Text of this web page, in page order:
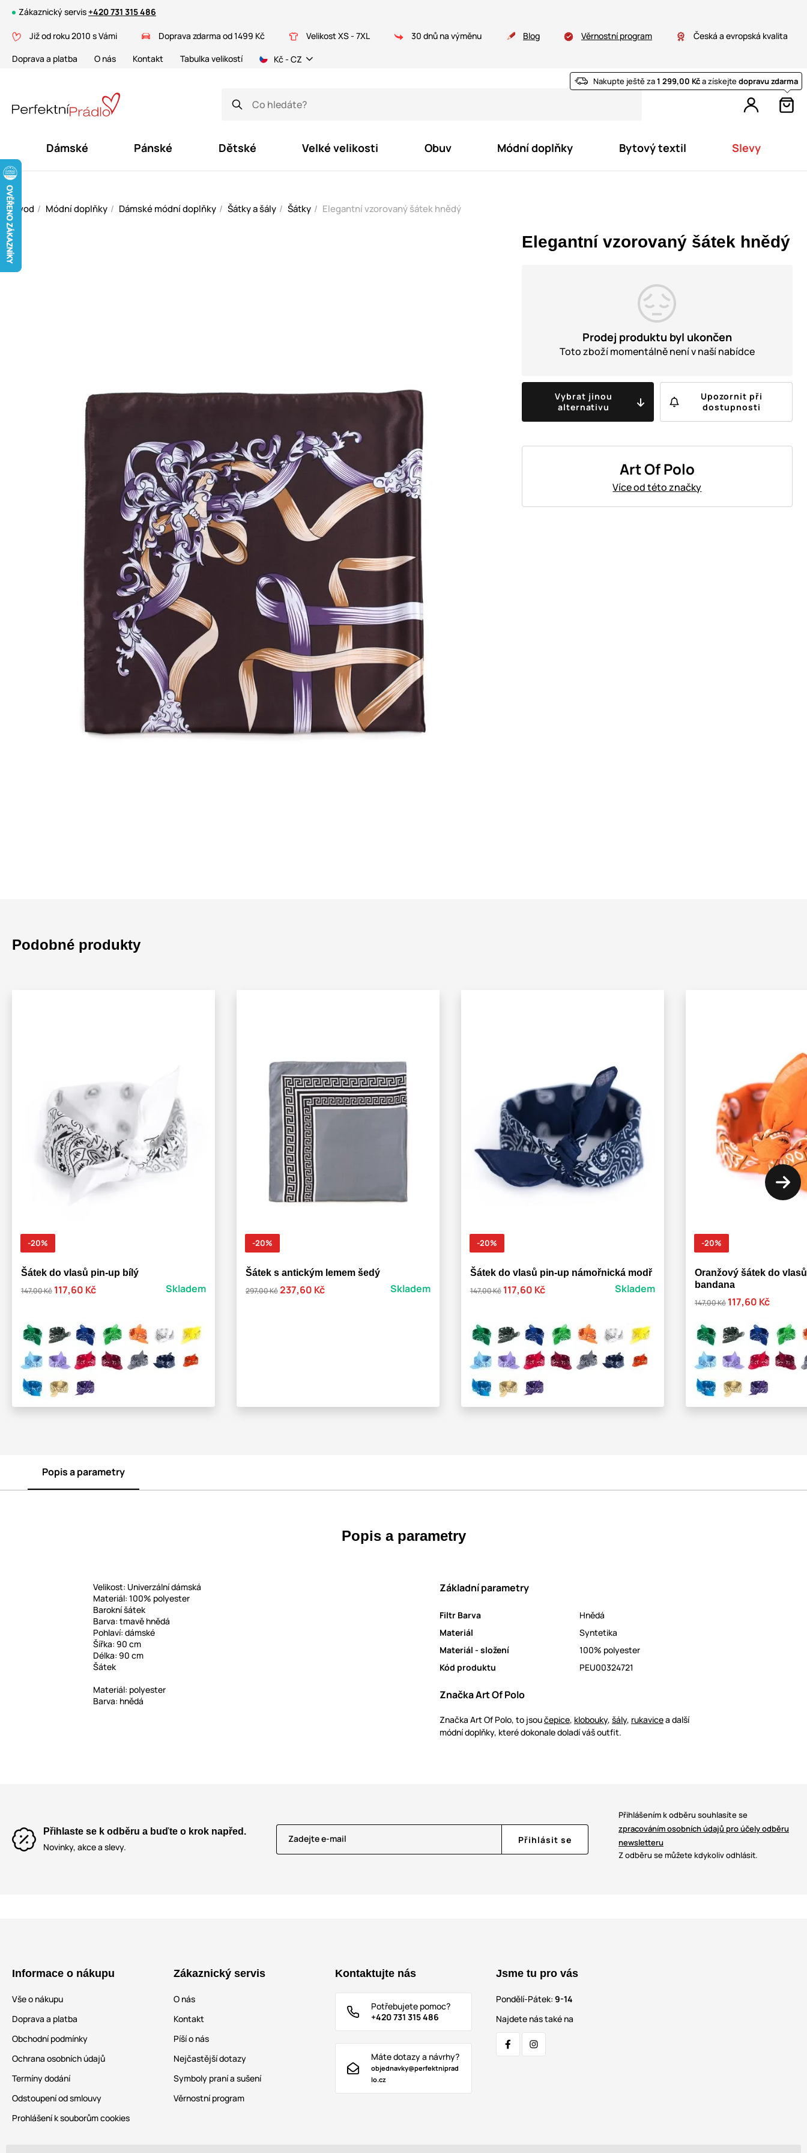
Zákaznický servis+420 731 315 486
Již od roku 2010 s Vámi Doprava zdarma od 1499 Kč Velikost XS - 7XL 30 dnů na výměnu Blog Věrnostní program
Česká a evropská kvalita
Doprava a platba
O nás Kontakt Tabulka velikostí Kč - CZ
Nakupte ještě za1 299,00 Kča získejtedopravu zdarma
Dámské Pánské Dětské Velké velikosti Obuv Módní doplňky Bytový textil Slevy
Úvod Módní doplňky Dámské módní doplňky Šátky a šály Šátky Elegantní vzorovaný šátek hnědý
Elegantní vzorovaný šátek hnědý
Prodej produktu byl ukončen
Toto zboží momentálně není v naší nabídce
Vybrat jinou
alternativu
Upozornit při
dostupnosti
Art Of Polo
Více od této značky
Podobné produkty
-20%
Šátek do vlasů pin-up bílý
147,00 Kč 117,60 Kč Skladem
-20%
Šátek s antickým lemem šedý
297,00 Kč237,60 Kč Skladem
-20%
Šátek do vlasů pin-up námořnická modř
147,00 Kč 117,60 Kč Skladem
-20%
Oranžový šátek do
bandana
147,00 Kč 117,60 Kč
Popis a parametry
Popis a parametry
Velikost: Univerzální dámská
Materiál: 100% polyester
Barokní šátek
Barva: tmavě hnědá
Pohlaví: dámské
Šířka: 90 cm
Délka: 90 cm
Šátek
Materiál: polyester
Barva: hnědá
Základní parametry
Filtr Barva
Hnědá
Materiál
Syntetika
Materiál - složení
100% polyester
Kód produktu
PEU00324721
Značka Art Of Polo
Značka Art Of Polo, to jsoučepice, klobouky, šály, rukavicea další
módní doplňky, které dokonale doladí váš outfit.
Přihlaste se k odběru a buďte o krok napřed.
Novinky, akce a slevy.
Zadejte e-mail Přihlásit se
Přihlášením k odběru souhlasíte se
zpracováním osobních údajů pro účely odběru
newsletteru
Z odběru se můžete kdykoliv odhlásit.
Informace o nákupu
Vše o nákupu
Doprava a platba
Obchodní podmínky
Ochrana osobních údajů
Termíny dodání
Odstoupení od smlouvy
Prohlášení k souborům cookies
Zákaznický servis
O nás
Kontakt
Píší o nás
Nejčastější dotazy
Symboly praní a sušení
Věrnostní program
Kontaktujte nás
Potřebujete pomoc?
+420 731 315 486
Máte dotazy a návrhy?
objednavky@perfektniprad
lo.cz
Jsme tu pro vás
Pondělí-Pátek:9-14
Najdete nás také na